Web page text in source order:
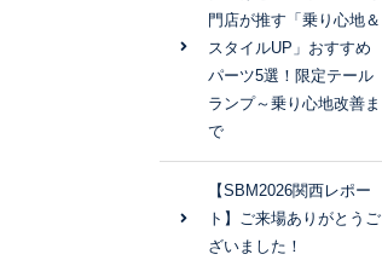
門店が推す「乗り心地＆
スタイルUP」おすすめ
パーツ5選！限定テール
ランプ～乗り心地改善ま
で
【SBM2026関西レポー
ト】ご来場ありがとうご
ざいました！